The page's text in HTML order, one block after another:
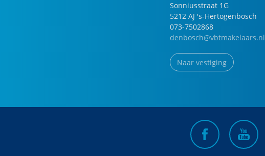
Sonniusstraat 1G
5212 AJ 's-Hertogenbosch
073-7502868
denbosch@vbtmakelaars.nl
Naar vestiging